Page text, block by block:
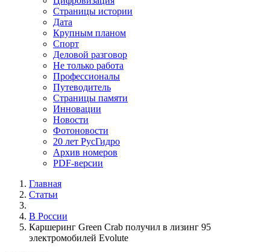
Страницы истории
Дата
Крупным планом
Спорт
Деловой разговор
Не только работа
Профессионалы
Путеводитель
Страницы памяти
Инновации
Новости
Фотоновости
20 лет РусГидро
Архив номеров
PDF-версии
Главная
Статьи
В России
Каршеринг Green Crab получил в лизинг 95
электромобилей Evolute